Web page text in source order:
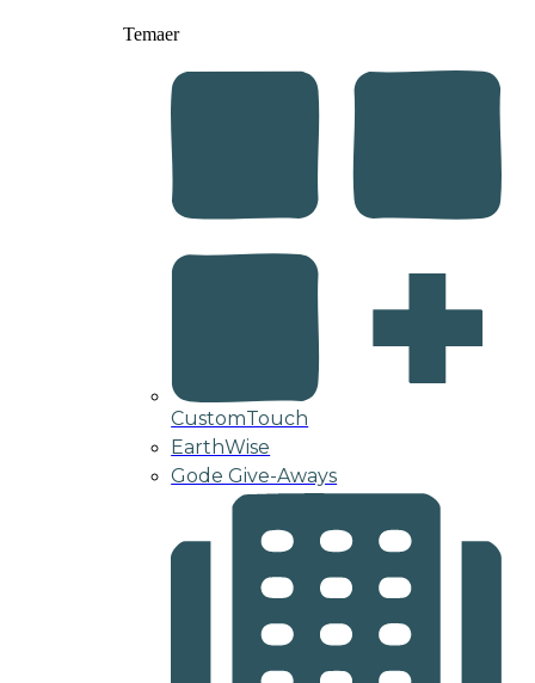
Temaer
CustomTouch
EarthWise
Gode Give-Aways